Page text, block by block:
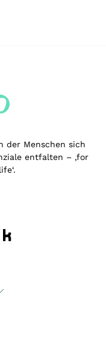
der Menschen sich
entfalten – ‚for